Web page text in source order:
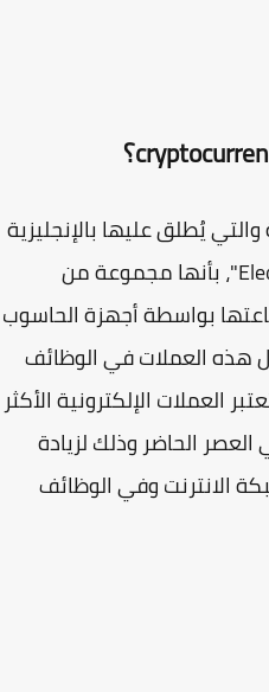
يُطلق عليها بالإنجليزية
"Electronic and digital currencies"، بأنها مجموعة من
بواسطة أجهزة الحاسوب
العملات في الوظائف
العملات الإلكترونية الأكثر
الحاضر وذلك لزيادة
وفي الوظائف